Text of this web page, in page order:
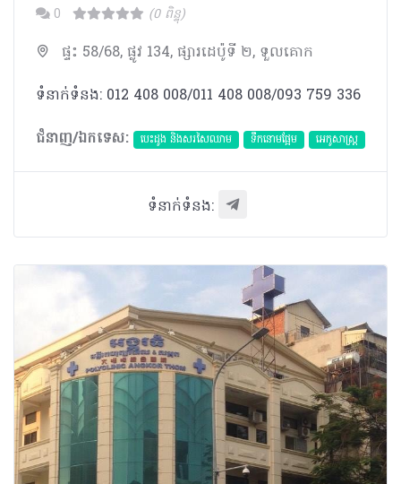
0 (0 ពិន្ទុ)
ផ្ទះ 58/68, ផ្លូវ 134, ផ្សារដេប៉ូទី ២, ទួលគោក
ទំនាក់ទំនង: 012 408 008/011 408 008/093 759 336
ជំនាញ/ឯកទេស:
បេះដូង​ និងសរសៃឈាម ទឹកនោមផ្អែម អេកូសាស្រ្ត
ទំនាក់ទំនង: